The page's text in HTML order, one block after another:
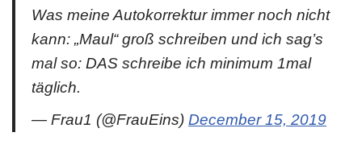
Was meine Autokorrektur immer noch nicht
kann: „Maul“ groß schreiben und ich sag’s
mal so: DAS schreibe ich minimum 1mal
täglich.
— Frau1 (@FrauEins) December 15, 2019